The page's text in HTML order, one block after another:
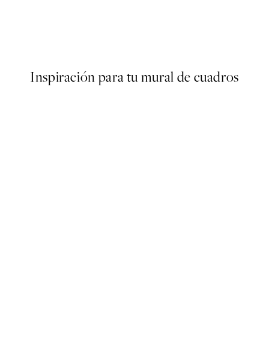
Inspiración para tu mural de cuadros